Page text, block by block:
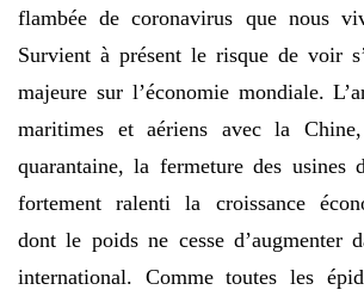
flambée de coronavirus que nous
Survient à présent le risque de voir
majeure sur l’économie mondiale.
maritimes et aériens avec la
quarantaine, la fermeture des usines
fortement ralenti la croissance
dont le poids ne cesse d’augmenter
international. Comme toutes les